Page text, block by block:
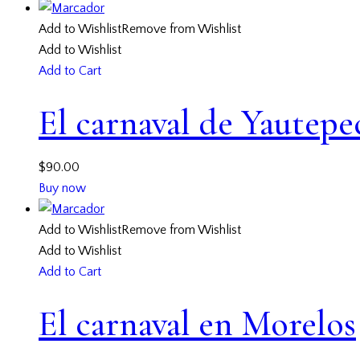
Add to WishlistRemove from Wishlist
Add to Wishlist
Add to Cart
El carnaval de
$90.00
Buy now
Add to WishlistRemove from Wishlist
Add to Wishlist
Add to Cart
El carnaval en Morelos